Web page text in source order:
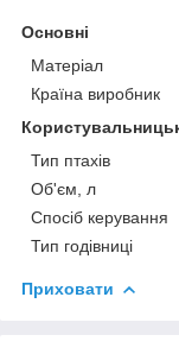
Основні
Матеріал
Країна виробник
Тип птахів
Об'єм, л
Спосіб керування
Тип годівниці
Приховати